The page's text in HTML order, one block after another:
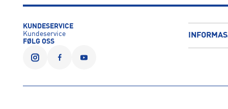
KUNDESERVICE
Kundeservice
FØLG OSS